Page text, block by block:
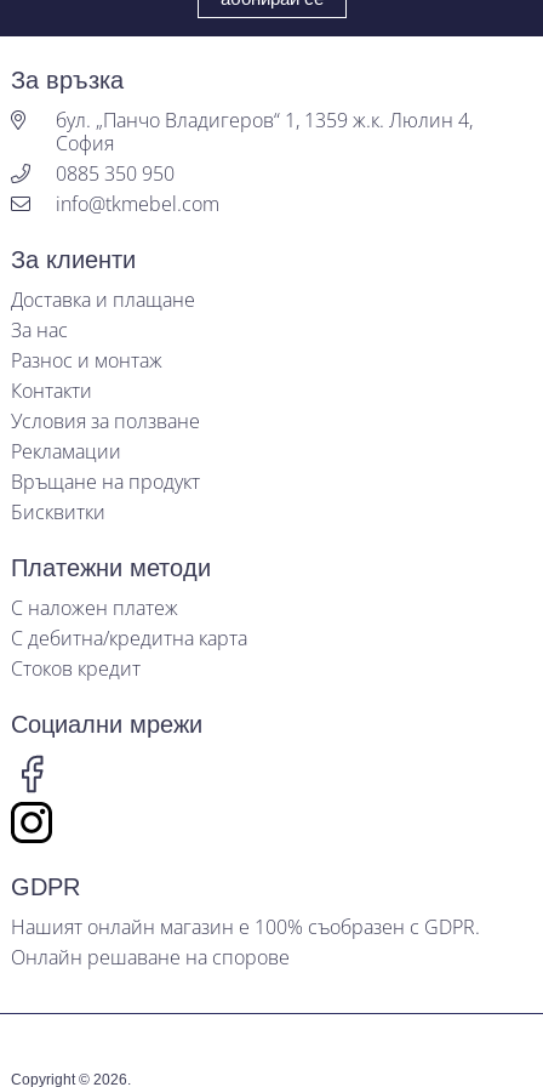
За връзка
бул. „Панчо Владигеров“ 1, 1359 ж.к. Люлин 4,
София
0885 350 950
info@tkmebel.com
За клиенти
Доставка и плащане
За нас
Разнос и монтаж
Контакти
Условия за ползване
Рекламации
Връщане на продукт
Бисквитки
Платежни методи
С наложен платеж
С дебитна/кредитна карта
Стоков кредит
Социални мрежи
GDPR
Нашият онлайн магазин е 100% съобразен с GDPR.
Онлайн решаване на спорове
Copyright © 2026.